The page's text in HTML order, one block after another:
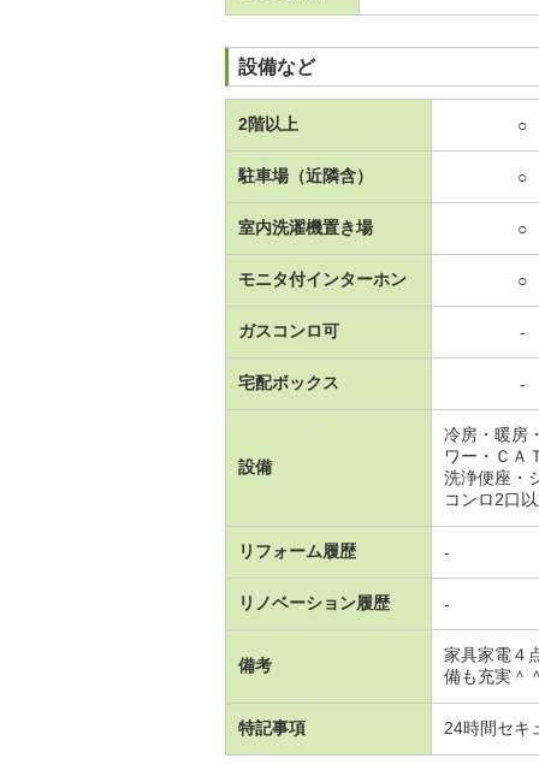
設備など
2階以上 ○
駐車場（近隣含） ○
室内洗濯機置き場 ○
モニタ付インターホン ○
ガスコンロ可 -
宅配ボックス -
設備
冷房・暖房
ワー・ＣＡ
洗浄便座・
コンロ2口
リフォーム履歴 -
リノベーション履歴 -
備考
家具家電４
備も充実＾
特記事項 24時間セキ